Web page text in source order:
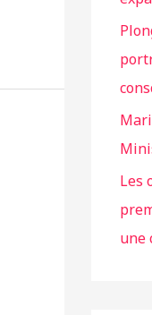
Les
une